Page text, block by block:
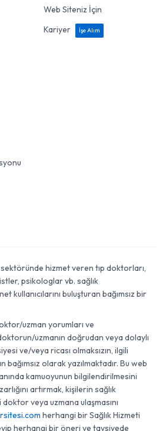
Web Siteniz İçin
Kariyer
İşe Alım
hizmet veren tıp doktorları,
psikologlar vb. sağlık
buluşturan bağımsız bir
uzman yorumları ve
uzmanın doğrudan veya dolaylı
ve/veya ricası olmaksızın, ilgili
bağımsız olarak yazılmaktadır. Bu web
kamuoyunun bilgilendirilmesini
artırmak, kişilerin sağlık
veya uzmana ulaşmasını
herhangi bir Sağlık Hizmeti
herhangi bir öneri ve tavsiyede